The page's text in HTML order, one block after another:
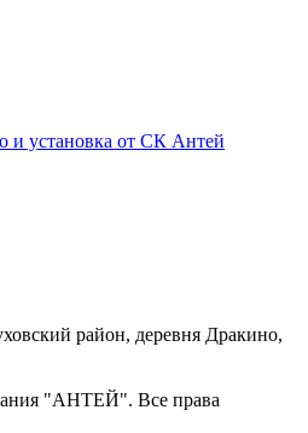
и установка от СК Антей
район, деревня Дракино,
"АНТЕЙ". Все права